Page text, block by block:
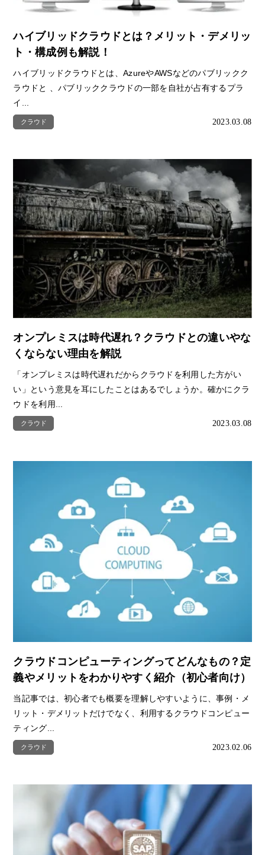
ハイブリッドクラウドとは？メリット・デメリッ
ト・構成例も解説！
ハイブリッドクラウドとは、AzureやAWSなどのパブリックク
ラウドと 、パブリッククラウドの一部を自社が占有するプラ
イ...
クラウド 2023.03.08
オンプレミスは時代遅れ？クラウドとの違いやな
くならない理由を解説
「オンプレミスは時代遅れだからクラウドを利用した方がい
い」という意見を耳にしたことはあるでしょうか。確かにクラ
ウドを利用...
クラウド 2023.03.08
クラウドコンピューティングってどんなもの？定
義やメリットをわかりやすく紹介（初心者向け）
当記事では、初心者でも概要を理解しやすいように、事例・メ
リット・デメリットだけでなく、利用するクラウドコンピュー
ティング...
クラウド 2023.02.06